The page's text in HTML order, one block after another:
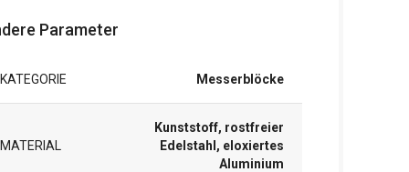
Parameter
KATEGORIE Messerblöcke
MATERIAL
Kunststoff, rostfreier
Edelstahl, eloxiertes
Aluminium